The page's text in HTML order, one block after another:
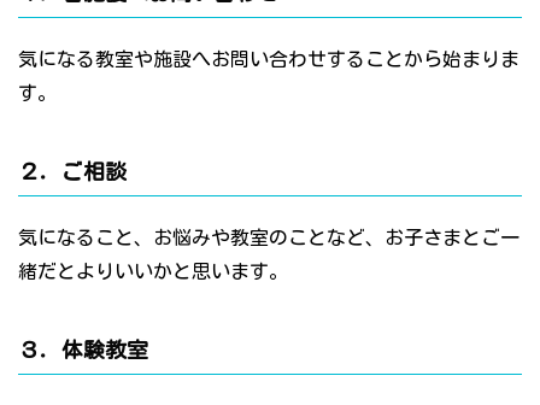
気になる教室や施設へお問い合わせすることから始まりま
す。
２．ご相談
気になること、お悩みや教室のことなど、お子さまとご一
緒だとよりいいかと思います。
３．体験教室